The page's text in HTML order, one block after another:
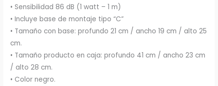
• Sensibilidad 86 dB (1 watt – 1 m)
• Incluye base de montaje tipo “C”
• Tamaño con base: profundo 21 cm / ancho 19 cm / alto 25
cm.
• Tamaño producto en caja: profundo 41 cm / ancho 23 cm
/ alto 28 cm.
• Color negro.